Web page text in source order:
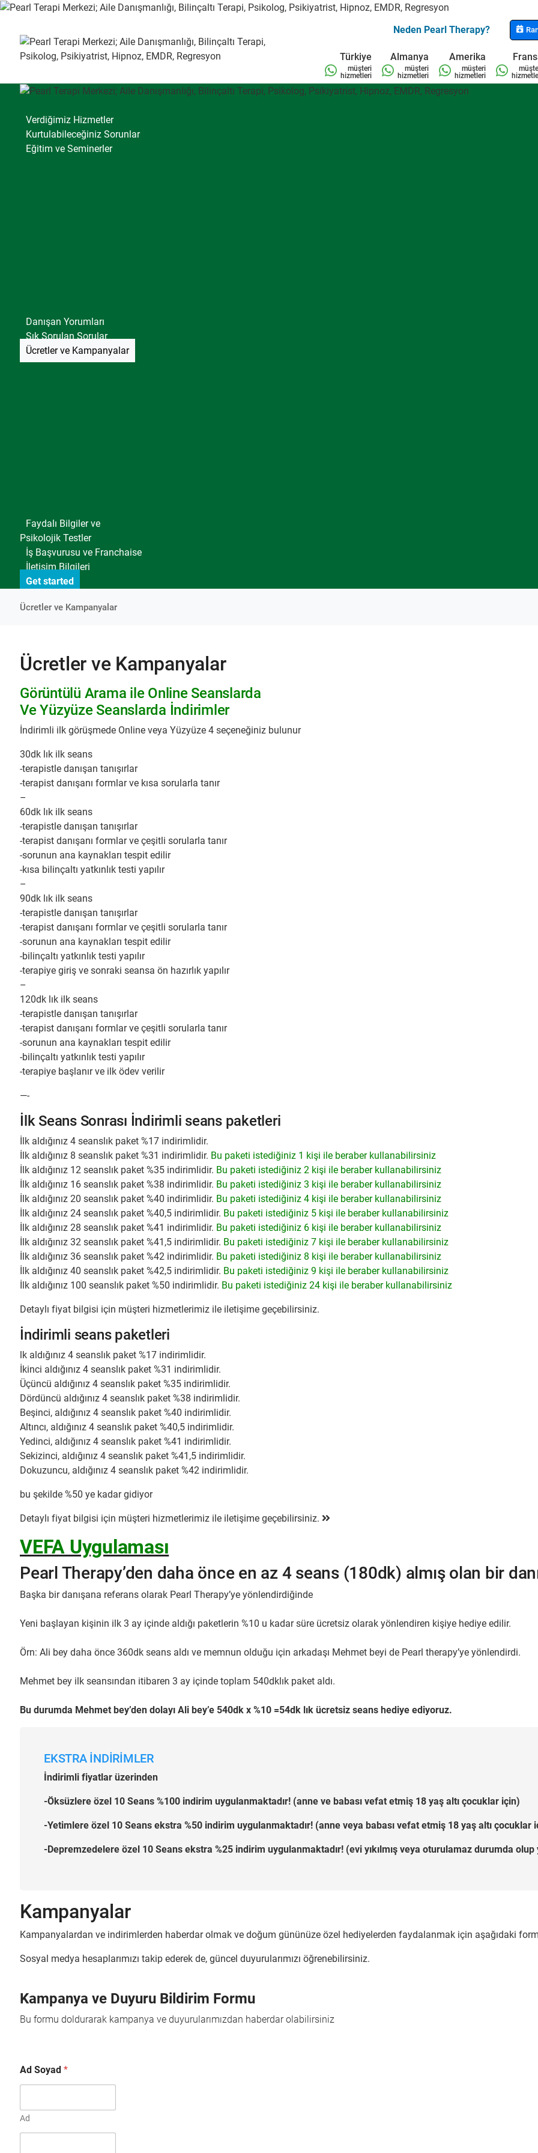
Neden Pearl Therapy?
Türkiye
müşteri
hizmetleri
Almanya
müşteri
hizmetleri
Amerika
müşteri
hizmetleri
Verdiğimiz Hizmetler
Kurtulabileceğiniz Sorunlar
Eğitim ve Seminerler
Danışan Yorumları
Sık Sorulan Sorular
Ücretler ve Kampanyalar
Faydalı Bilgiler ve
Psikolojik Testler
İş Başvurusu ve Franchaise
İletişim Bilgileri
Get started
Ücretler ve Kampanyalar
Ücretler ve Kampanyalar
Görüntülü Arama ile Online Seanslarda
Ve Yüzyüze Seanslarda İndirimler
İndirimli ilk görüşmede Online veya Yüzyüze 4 seçeneğiniz bulunur
30dk lık ilk seans
-terapistle danışan tanışırlar
-terapist danışanı formlar ve kısa sorularla tanır
–
60dk lık ilk seans
-terapistle danışan tanışırlar
-terapist danışanı formlar ve çeşitli sorularla tanır
-sorunun ana kaynakları tespit edilir
-kısa bilinçaltı yatkınlık testi yapılır
–
90dk lık ilk seans
-terapistle danışan tanışırlar
-terapist danışanı formlar ve çeşitli sorularla tanır
-sorunun ana kaynakları tespit edilir
-bilinçaltı yatkınlık testi yapılır
-terapiye giriş ve sonraki seansa ön hazırlık yapılır
–
120dk lık ilk seans
-terapistle danışan tanışırlar
-terapist danışanı formlar ve çeşitli sorularla tanır
-sorunun ana kaynakları tespit edilir
-bilinçaltı yatkınlık testi yapılır
-terapiye başlanır ve ilk ödev verilir
—-
İlk Seans Sonrası İndirimli seans paketleri
İlk aldığınız 4 seanslık paket %17 indirimlidir.
İlk aldığınız 8 seanslık paket %31 indirimlidir. Bu paketi istediğiniz 1 kişi ile beraber kullanabilirsiniz
İlk aldığınız 12 seanslık paket %35 indirimlidir. Bu paketi istediğiniz 2 kişi ile beraber kullanabilirsiniz
İlk aldığınız 16 seanslık paket %38 indirimlidir. Bu paketi istediğiniz 3 kişi ile beraber kullanabilirsiniz
İlk aldığınız 20 seanslık paket %40 indirimlidir. Bu paketi istediğiniz 4 kişi ile beraber kullanabilirsiniz
İlk aldığınız 24 seanslık paket %40,5 indirimlidir. Bu paketi istediğiniz 5 kişi ile beraber kullanabilirsiniz
İlk aldığınız 28 seanslık paket %41 indirimlidir. Bu paketi istediğiniz 6 kişi ile beraber kullanabilirsiniz
İlk aldığınız 32 seanslık paket %41,5 indirimlidir. Bu paketi istediğiniz 7 kişi ile beraber kullanabilirsiniz
İlk aldığınız 36 seanslık paket %42 indirimlidir. Bu paketi istediğiniz 8 kişi ile beraber kullanabilirsiniz
İlk aldığınız 40 seanslık paket %42,5 indirimlidir. Bu paketi istediğiniz 9 kişi ile beraber kullanabilirsiniz
İlk aldığınız 100 seanslık paket %50 indirimlidir. Bu paketi istediğiniz 24 kişi ile beraber kullanabilirsiniz
Detaylı fiyat bilgisi için müşteri hizmetlerimiz ile iletişime geçebilirsiniz.
İndirimli seans paketleri
lk aldığınız 4 seanslık paket %17 indirimlidir.
İkinci aldığınız 4 seanslık paket %31 indirimlidir.
Üçüncü aldığınız 4 seanslık paket %35 indirimlidir.
Dördüncü aldığınız 4 seanslık paket %38 indirimlidir.
Beşinci, aldığınız 4 seanslık paket %40 indirimlidir.
Altıncı, aldığınız 4 seanslık paket %40,5 indirimlidir.
Yedinci, aldığınız 4 seanslık paket %41 indirimlidir.
Sekizinci, aldığınız 4 seanslık paket %41,5 indirimlidir.
Dokuzuncu, aldığınız 4 seanslık paket %42 indirimlidir.
bu şekilde %50 ye kadar gidiyor
Detaylı fiyat bilgisi için müşteri hizmetlerimiz ile iletişime geçebilirsiniz.
VEFA Uygulaması
Pearl Therapy’den daha önce en az 4 seans (180dk) almış olan bir
Başka bir danışana referans olarak Pearl Therapy’ye yönlendirdiğinde
Yeni başlayan kişinin ilk 3 ay içinde aldığı paketlerin %10 u kadar süre ücretsiz olarak yönlendiren kişiye hediye edilir.
Örn: Ali bey daha önce 360dk seans aldı ve memnun olduğu için arkadaşı Mehmet beyi de Pearl therapy’ye yönlendirdi.
Mehmet bey ilk seansından itibaren 3 ay içinde toplam 540dklık paket aldı.
Bu durumda Mehmet bey’den dolayı Ali bey’e 540dk x %10 =54dk lık ücretsiz seans hediye ediyoruz.
EKSTRA İNDİRİMLER
İndirimli fiyatlar üzerinden
-Öksüzlere özel 10 Seans %100 indirim uygulanmaktadır! (anne ve babası vefat etmiş 18 yaş altı çocuklar için)
-Yetimlere özel 10 Seans ekstra %50 indirim uygulanmaktadır! (anne veya babası vefat etmiş 18 yaş altı çocuklar
-Depremzedelere özel 10 Seans ekstra %25 indirim uygulanmaktadır! (evi yıkılmış veya oturulamaz durumda
Kampanyalar
Kampanyalardan ve indirimlerden haberdar olmak ve doğum gününüze özel hediyelerden faydalanmak için aşağıdaki
Sosyal medya hesaplarımızı takip ederek de, güncel duyurularımızı öğrenebilirsiniz.
Kampanya ve Duyuru Bildirim Formu
Bu formu doldurarak kampanya ve duyurularımızdan haberdar olabilirsiniz
Ad Soyad *
Ad